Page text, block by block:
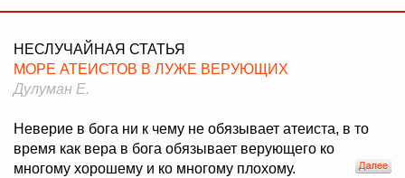
НЕСЛУЧАЙНАЯ СТАТЬЯ
МОРЕ АТЕИСТОВ В ЛУЖЕ ВЕРУЮЩИХ
Дулуман Е.
Неверие в бога ни к чему не обязывает атеиста, в то
время как вера в бога обязывает верующего ко
многому хорошему и ко многому плохому.